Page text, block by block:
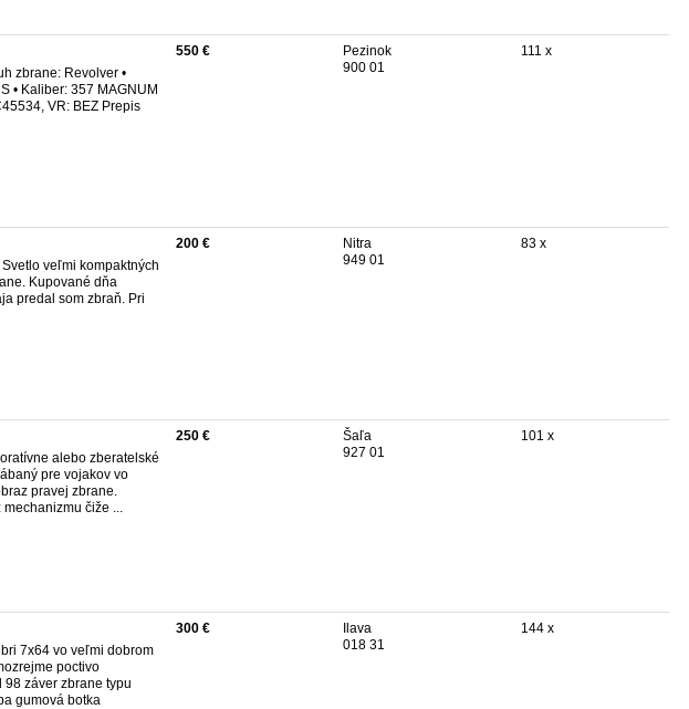
zbrane: Revolver •
• Kaliber: 357 MAGNUM
VR: BEZ Prepis
550 €
Pezinok
900 01
111 x
veľmi kompaktných
Kupované dňa
predal som zbraň. Pri
200 €
Nitra
949 01
83 x
alebo zberatelské
pre vojakov vo
pravej zbrane.
čiže ...
250 €
Šaľa
927 01
101 x
7x64 vo veľmi dobrom
poctivo
záver zbrane typu
gumová botka
300 €
Ilava
018 31
144 x